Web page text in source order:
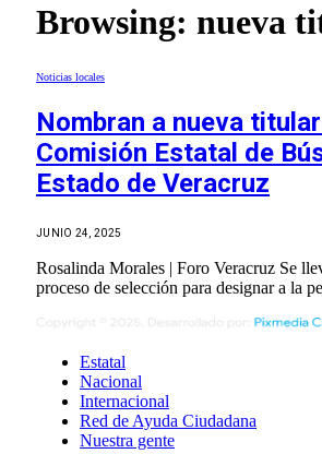
Browsing: nueva
Noticias locales
Nombran a nueva
Comisión Estatal de
Estado de Veracruz
JUNIO 24, 2025
Rosalinda Morales | Foro Veracruz Se
proceso de selección para designar a la
Estatal
Nacional
Internacional
Red de Ayuda Ciudadana
Nuestra gente